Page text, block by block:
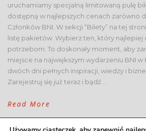
uruchamiamy specjalną limitowaną pulę
dostępną w najlepszych cenach zarówno
Członków BNI. W sekcji “Bilety” na tej
listę pakietów. Wybierz ten, który najlepiej
potrzebom. To doskonały moment, aby
miejsce na największym wydarzeniu BNI
dwóch dni pełnych inspiracji, wiedzy i
Zarejestruj się już teraz i bądź...
Read More